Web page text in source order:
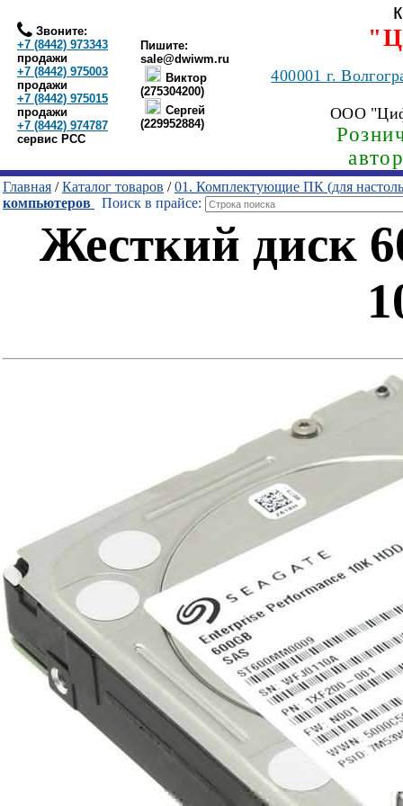
Звоните:
+7 (8442) 973343
продажи
+7 (8442) 975003
продажи
+7 (8442) 975015
продажи
+7 (8442) 974787
сервис РСС
Пишите:
sale@dwiwm.ru
Виктор
(275304200)
Сергей
(229952884)
400001г.
ООО
Главная /Каталог товаров /01. Комплектующие ПК (для
компьютеров
Поиск в прайсе:
Жесткий диск